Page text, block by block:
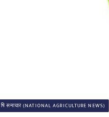
कृषि समाचार (NATIONAL AGRICULTURE NEWS)